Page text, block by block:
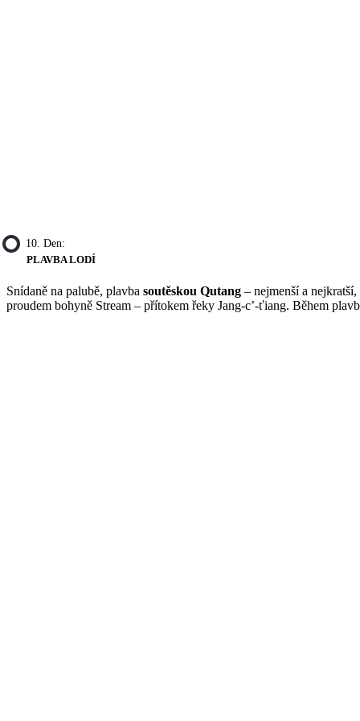
10. Den:
PLAVBA LODÍ
Snídaně na palubě, plavba soutěskou Qutang – nejmenší a
proudem bohyně Stream – přítokem řeky Jang-c’-ťiang. Během